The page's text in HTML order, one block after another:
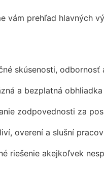
vám prehľad hlavných
skúsenosti, odbornosť
a bezplatná
zodpovednosti za
overení a slušní
riešenie akejkoľvek